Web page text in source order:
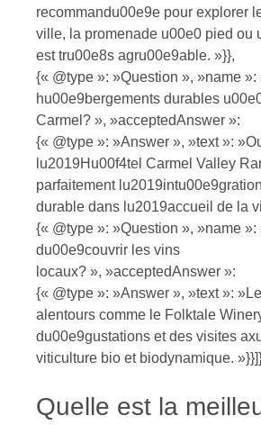
recommandu00e9e pour explorer
ville, la promenade u00e0 pied ou
est tru00e8s agru00e9able. »}},
{« @type »: »Question », »name
hu00e9bergements durables
Carmel? », »acceptedAnswer »:
{« @type »: »Answer », »text »:
lu2019Hu00f4tel Carmel Valley
parfaitement
durable dans lu2019accueil de la
{« @type »: »Question », »name »:
du00e9couvrir les vins
locaux? », »acceptedAnswer »:
{« @type »: »Answer », »text »:
alentours comme le Folktale
du00e9gustations et des visites
viticulture bio et biodynamique.
Quelle est la